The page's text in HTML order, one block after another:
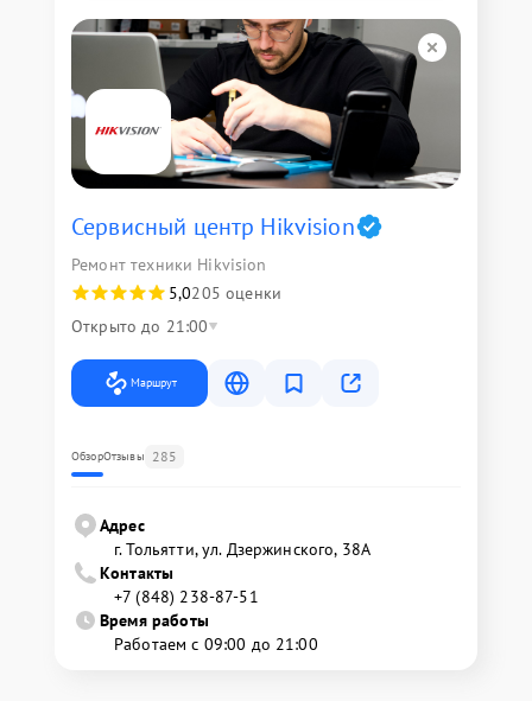
Сервисный центр Hikvision
Ремонт техники Hikvision
5,0205 оценки
Открыто до 21:00
Маршрут
ОбзорОтзывы 285
Адрес
г. Тольятти, ул. Дзержинского, 38А
Контакты
+7 (848) 238-87-51
Время работы
Работаем с 09:00 до 21:00